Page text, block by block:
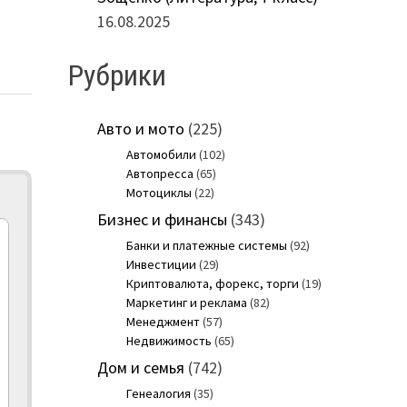
16.08.2025
Рубрики
Авто и мото (225)
Автомобили (102)
Автопресса (65)
Мотоциклы (22)
Бизнес и финансы (343)
Банки и платежные системы (92)
Инвестиции (29)
Криптовалюта, форекс, торги (19)
Маркетинг и реклама (82)
Менеджмент(57)
Недвижимость (65)
Дом и семья (742)
Генеалогия (35)